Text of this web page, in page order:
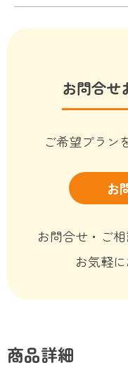
お問合せ
ご希望プラン
お
お問合せ・ご
お気軽
商品詳細